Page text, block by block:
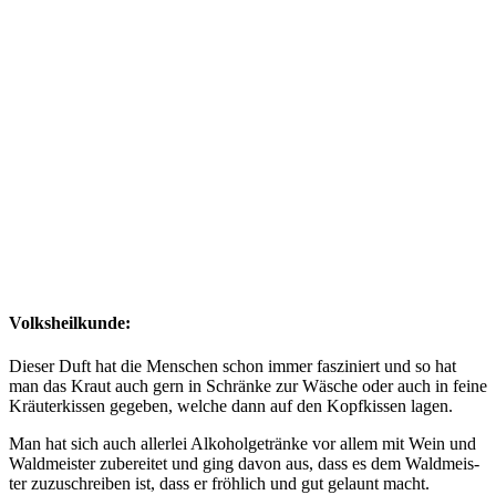
Volksheilkunde:
Die­ser Duft hat die Men­schen schon immer fas­zi­niert und so hat
man das Kraut auch gern in Schrän­ke zur Wäsche oder auch in fei­ne
Kräu­ter­kis­sen gege­ben, wel­che dann auf den Kopf­kis­sen lagen.
Man hat sich auch aller­lei Alko­hol­ge­trän­ke vor allem mit Wein und
Wald­meis­ter zube­rei­tet und ging davon aus, dass es dem Wald­meis­
ter zuzu­schrei­ben ist, dass er fröh­lich und gut gelaunt macht.